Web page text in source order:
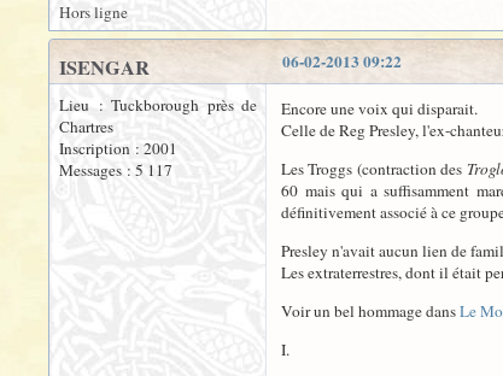
Hors ligne
06-02-2013 09:22
ISENGAR
Lieu : Tuckborough près de
Chartres
Inscription : 2001
Messages : 5 117
Encore une voix qui disparait.
Celle de Reg Presley, l'ex-
Les Troggs (contraction des
60 mais qui a suffisamment
définitivement associé à ce
Presley n'avait aucun lien de
Les extraterrestres, dont il était
Voir un bel hommage dansLe
I.